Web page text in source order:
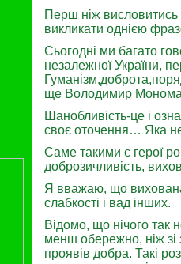
Перш ніж
викликати однією
Сьогодні ми багато
незалежної України,
ще Володимир
Шанобливість-це і
своє оточення… Яка
Саме такими є герої
доброзичливість,
Я вважаю, що
слабкості і вад інших.
Відомо, що нічого так
менш обережно, ніж
проявів добра. Такі